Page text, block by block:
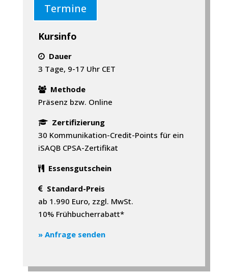
Termine
Kursinfo
Dauer
3 Tage, 9-17 Uhr CET
Methode
Präsenz bzw. Online
Zertifizierung
30 Kommunikation-Credit-Points für ein
iSAQB CPSA-Zertifikat
Essensgutschein
Standard-Preis
ab 1.990 Euro, zzgl. MwSt.
10% Frühbucherrabatt*
» Anfrage senden